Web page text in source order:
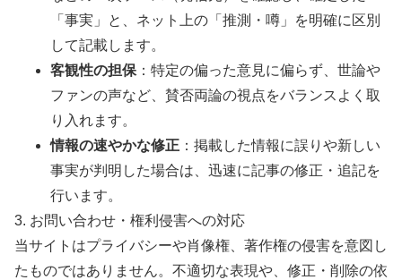
「事実」と、ネット上の「推測・噂」を明確に区別
して記載します。
客観性の担保：特定の偏った意見に偏らず、世論や
ファンの声など、賛否両論の視点をバランスよく取
り入れます。
情報の速やかな修正 ：掲載した情報に誤りや新しい
事実が判明した場合は、迅速に記事の修正・追記を
行います。
3. お問い合わせ・権利侵害への対応
当サイトはプライバシーや肖像権、著作権の侵害を意図し
たものではありません。不適切な表現や、修正・削除の依